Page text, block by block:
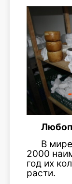
В
2000
год их
расти.